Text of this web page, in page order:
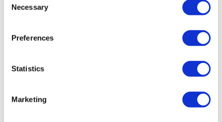
Selection
Necessary
Preferences
Statistics
Marketing
K/EV 35 wh Download